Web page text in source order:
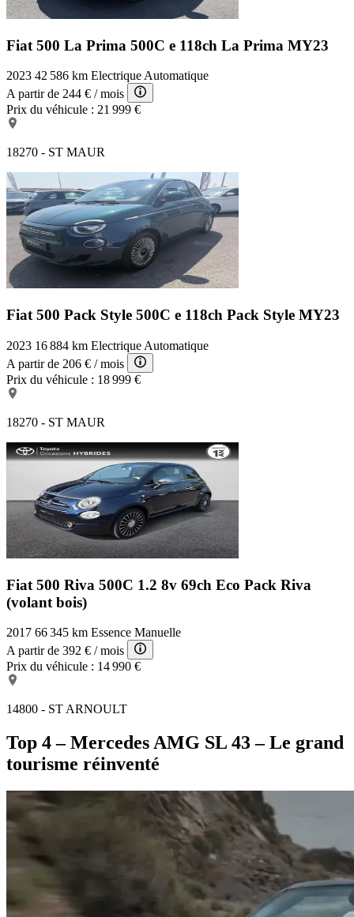
Fiat 500 La Prima 500C e 118ch La Prima MY23
2023 42 586 km ElectriqueAutomatique
A partir de 244 € / mois
Prix du véhicule : 21 999 €
18270 - ST MAUR
Fiat 500 Pack Style 500C e 118ch Pack Style MY23
2023 16 884 km Electrique Automatique
A partir de 206 € / mois
Prix du véhicule : 18 999 €
18270 - ST MAUR
Fiat 500 Riva 500C 1.2 8v 69ch Eco Pack Riva
(volant bois)
2017 66 345 km Essence Manuelle
A partir de 392 € / mois
Prix du véhicule : 14 990 €
14800 - ST ARNOULT
Top 4 – Mercedes AMG SL 43 – Le grand
tourisme réinventé